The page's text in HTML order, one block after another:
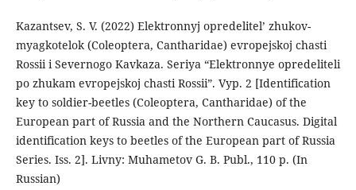
Kazantsev, S. V. (2022) Elektronnyj opredelitel’ zhukov-
myagkotelok (Coleoptera, Cantharidae) evropejskoj chasti
Rossii i Severnogo Kavkaza. Seriya “Elektronnye opredeliteli
po zhukam evropejskoj chasti Rossii”. Vyp. 2 [Identification
key to soldier-beetles (Coleoptera, Cantharidae) of the
European part of Russia and the Northern Caucasus. Digital
identification keys to beetles of the European part of Russia
Series. Iss. 2]. Livny: Muhametov G. B. Publ., 110 p. (In
Russian)